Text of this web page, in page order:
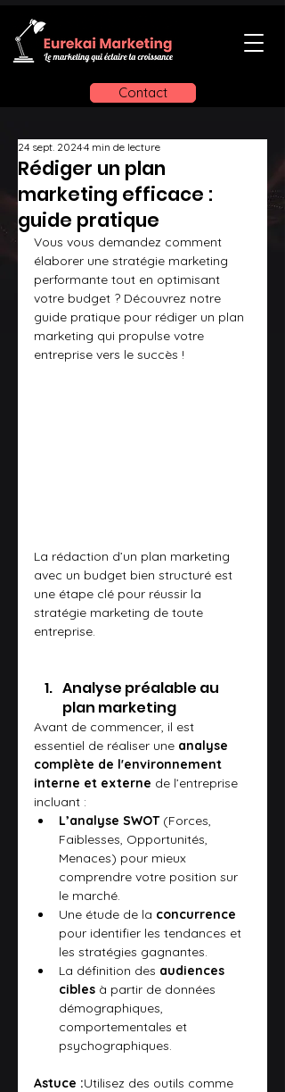
Contact
Rédiger un plan
marketing efficace :
guide pratique
24 sept. 20244 min de lecture
Vous vous demandez comment
élaborer une stratégie marketing
performante tout en optimisant
votre budget ? Découvrez notre
guide pratique pour rédiger un plan
marketing qui propulse votre
entreprise vers le succès !
La rédaction d’un plan marketing
avec un budget bien structuré est
une étape clé pour réussir la
stratégie marketing de toute
entreprise.
Analyse préalable au
plan marketing
Avant de commencer, il est
essentiel de réaliser une analyse
complète de l'environnement
interne et externe de l’entreprise
incluant :
L’analyse SWOT (Forces,
Faiblesses, Opportunités,
Menaces) pour mieux
comprendre votre position sur
le marché.
Une étude de la concurrence
pour identifier les tendances et
les stratégies gagnantes.
La définition des audiences
cibles à partir de données
démographiques,
comportementales et
psychographiques.
Astuce :Utilisez des outils comme